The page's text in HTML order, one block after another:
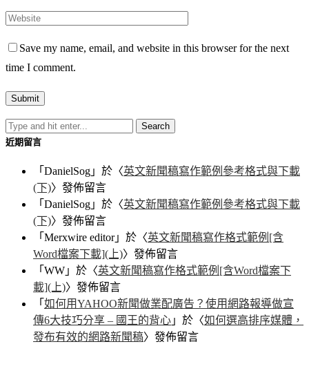
Save my name, email, and website in this browser for the next
time I comment.
近期留言
「 DanielSog 」於〈英文新聞稿寫作範例參考格式與下載
(下)〉發佈留言
「 DanielSog 」於〈英文新聞稿寫作範例參考格式與下載
(下)〉發佈留言
「 Merxwire editor」於〈英文新聞稿寫作格式範例[含
Word檔案下載](上)〉發佈留言
「 WW 」於〈英文新聞稿寫作格式範例[含Word檔案下
載](上)〉發佈留言
「 如何用YAHOO新聞做業配廣告？使用網路報導做宣
傳6大技巧分享 – 國王的背心 」於〈如何選高排序媒體，
發布有效的網路新聞稿〉發佈留言